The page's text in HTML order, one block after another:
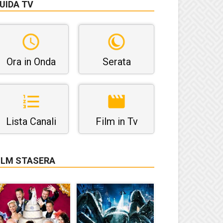
TV
Ora in Onda Serata
Lista Canali Film in Tv
STASERA